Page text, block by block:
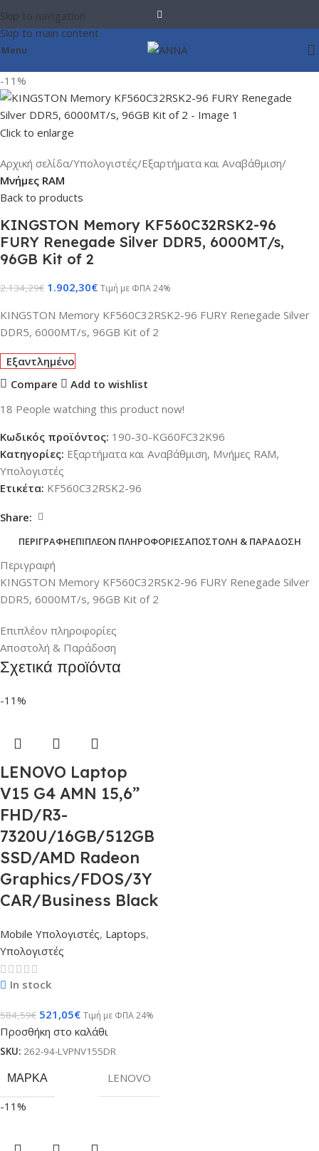
Skip to navigation
Skip to main content
Menu
-11%
Click to enlarge
Αρχική σελίδα Υπολογιστές Εξαρτήματα και Αναβάθμιση
Μνήμες RAM
Back to products
KINGSTON Memory KF560C32RSK2-96
FURY Renegade Silver DDR5, 6000MT/s,
96GB Kit of 2
2.134,29€ 1.902,30€ Τιμή με ΦΠΑ 24%
KINGSTON Memory KF560C32RSK2-96 FURY Renegade Silver
DDR5, 6000MT/s, 96GB Kit of 2
Εξαντλημένο
Compare
Add to wishlist
18 People watching this product now!
Κωδικός προϊόντος: 190-30-KG60FC32K96
Κατηγορίες: Εξαρτήματα και Αναβάθμιση, Μνήμες RAM,
Υπολογιστές
Ετικέτα: KF560C32RSK2-96
Share:
ΠΕΡΙΓΡΑΦΉΕΠΙΠΛΈΟΝ ΠΛΗΡΟΦΟΡΊΕΣΑΠΟΣΤΟΛΉ & ΠΑΡΆΔΟΣΗ
Περιγραφή
KINGSTON Memory KF560C32RSK2-96 FURY Renegade Silver
DDR5, 6000MT/s, 96GB Kit of 2
Επιπλέον πληροφορίες
Αποστολή & Παράδοση
Σχετικά προϊόντα
-11%
LENOVO Laptop
V15 G4 AMN 15,6”
FHD/R3-
7320U/16GB/512GB
SSD/AMD Radeon
Graphics/FDOS/3Y
CAR/Business Black
Mobile Υπολογιστές, Laptops,
Υπολογιστές
In stock
584,59€ 521,05€ Τιμή με ΦΠΑ 24%
Προσθήκη στο καλάθι
SKU: 262-94-LVPNV155DR
ΜΆΡΚΑ
LENOVO
-11%